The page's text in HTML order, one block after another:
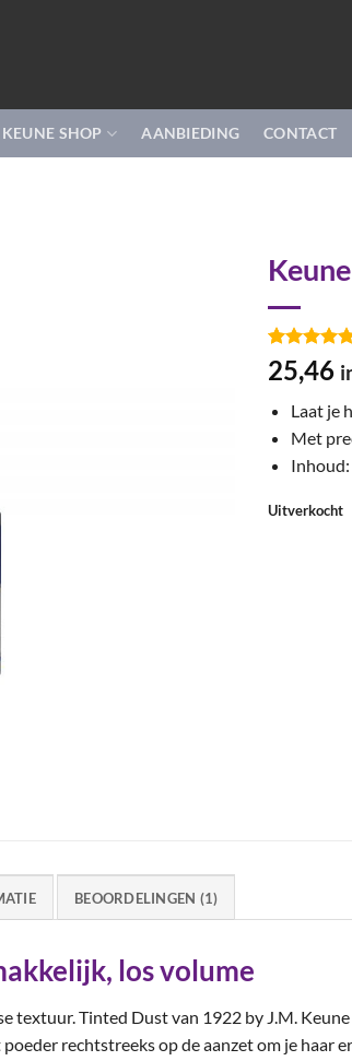
KEUNE SHOP AANBIEDING CONTACT
Gewaardeerd
5op 5
op
1
klant
waardering
25,46
Laat je
Met
Inhoud:
Uitverkocht
BEOORDELINGEN (1)
los volume
textuur. Tinted Dust van 1922 by J.M.
rechtstreeks op de aanzet om je haar